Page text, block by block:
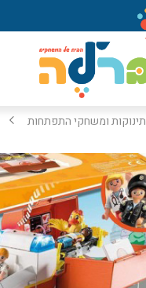
תינוקות ומשחקי התפתחות